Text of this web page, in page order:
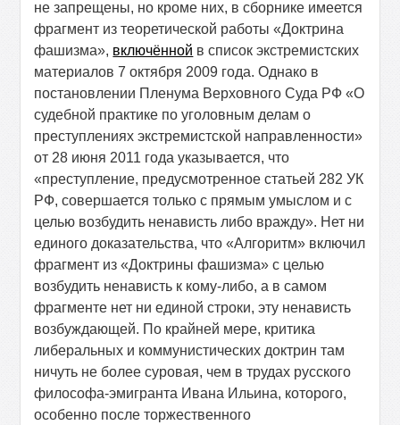
не запрещены, но кроме них, в сборнике имеется
фрагмент из теоретической работы «Доктрина
фашизма», включённой в список экстремистских
материалов 7 октября 2009 года. Однако в
постановлении Пленума Верховного Суда РФ «О
судебной практике по уголовным делам о
преступлениях экстремистской направленности»
от 28 июня 2011 года указывается, что
«преступление, предусмотренное статьей 282 УК
РФ, совершается только с прямым умыслом и с
целью возбудить ненависть либо вражду». Нет ни
единого доказательства, что «Алгоритм» включил
фрагмент из «Доктрины фашизма» с целью
возбудить ненависть к кому-либо, а в самом
фрагменте нет ни единой строки, эту ненависть
возбуждающей. По крайней мере, критика
либеральных и коммунистических доктрин там
ничуть не более суровая, чем в трудах русского
философа-эмигранта Ивана Ильина, которого,
особенно после торжественного